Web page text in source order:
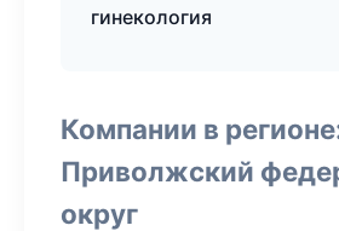
гинекология
Компании в
Приволжский
округ